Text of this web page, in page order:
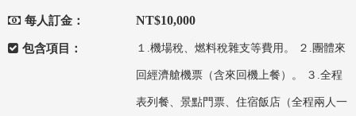
每人訂金： NT$10,000
包含項目： １.機場稅、燃料稅雜支等費用。 ２.團體來
回經濟艙機票（含來回機上餐）。 ３.全程
表列餐、景點門票、住宿飯店（全程兩人一